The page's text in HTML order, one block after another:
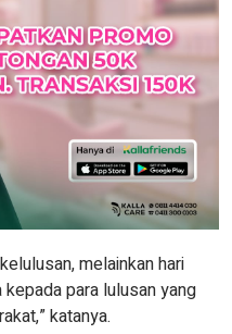
melainkan hari
para lulusan yang
katanya.